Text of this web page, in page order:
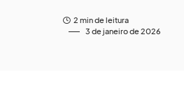
2 min de leitura
3 de janeiro de 2026